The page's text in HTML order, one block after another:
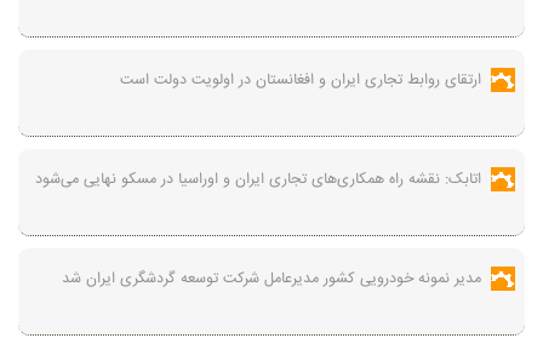
ارتقای روابط تجاری ایران و افغانستان در اولویت دولت است
اتابک: نقشه راه همکاری‌های تجاری ایران و اوراسیا در مسکو نهایی می‌شود
مدیر نمونه خودرویی کشور مدیرعامل شرکت توسعه گردشگری ایران شد